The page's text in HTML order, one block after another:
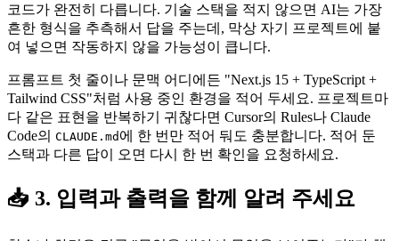
코드가 완전히 다릅니다. 기술 스택을 적지 않으면 AI는 가장
흔한 형식을 추측해서 답을 주는데, 막상 자기 프로젝트에 붙
여 넣으면 작동하지 않을 가능성이 큽니다.
프롬프트 첫 줄이나 문맥 어디에든 "Next.js 15 + TypeScript +
Tailwind CSS"처럼 사용 중인 환경을 적어 두세요. 프로젝트마
다 같은 표현을 반복하기 귀찮다면 Cursor의 Rules나 Claude
Code의 CLAUDE.md 에 한 번만 적어 둬도 충분합니다. 적어 둔
스택과 다른 답이 오면 다시 한 번 확인을 요청하세요.
📥 3. 입력과 출력을 함께 알려 주세요